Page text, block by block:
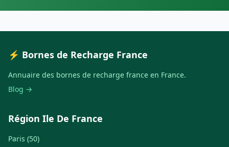
⚡ Bornes de Recharge France
Annuaire des bornes de recharge france en France.
Blog →
Région Ile De France
Paris (50)